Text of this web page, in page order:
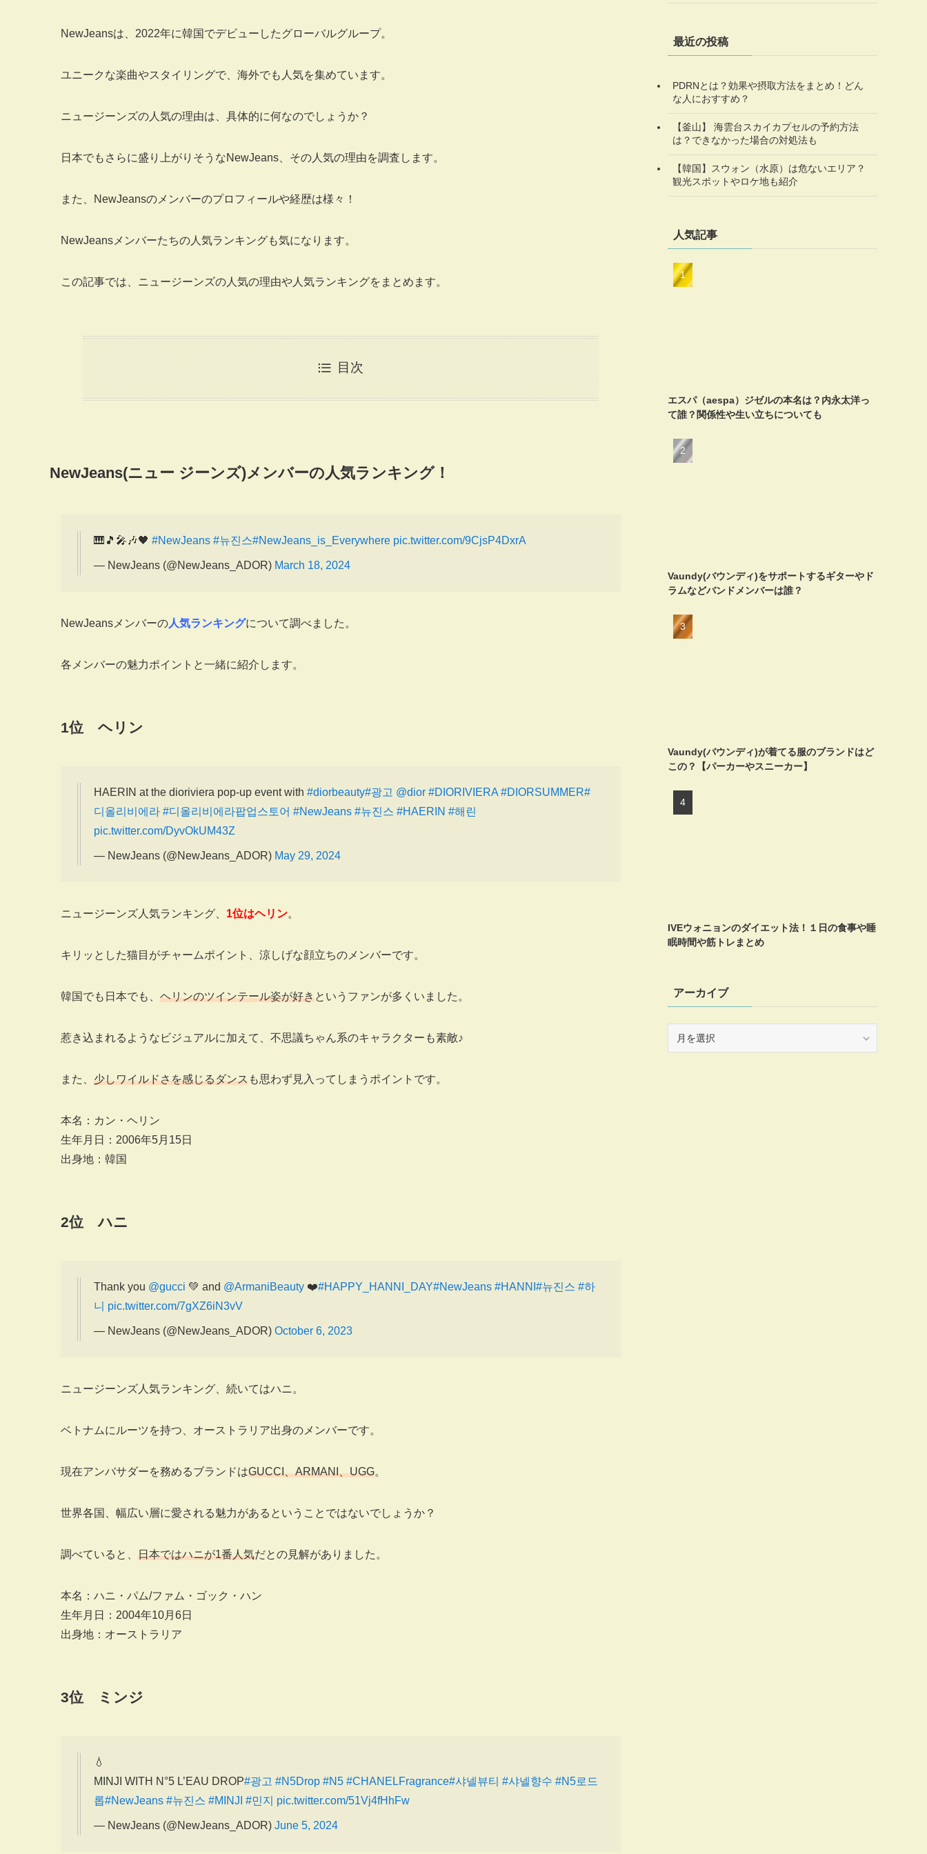
NewJeansは、2022年に韓国でデビューしたグローバルグループ。
ユニークな楽曲やスタイリングで、海外でも人気を集めています。
ニュージーンズの人気の理由は、具体的に何なのでしょうか？
日本でもさらに盛り上がりそうなNewJeans、その人気の理由を調査します。
また、NewJeansのメンバーのプロフィールや経歴は様々！
NewJeansメンバーたちの人気ランキングも気になります。
この記事では、ニュージーンズの人気の理由や人気ランキングをまとめます。
目次
NewJeans(ニュー ジーンズ)メンバーの人気ランキング！
🎹🎵🎤🎶🖤 #NewJeans #뉴진스#NewJeans_is_Everywhere pic.twitter.com/9CjsP4DxrA
— NewJeans (@NewJeans_ADOR) March 18, 2024
NewJeansメンバーの人気ランキングについて調べました。
各メンバーの魅力ポイントと一緒に紹介します。
1位 ヘリン
HAERIN at the dioriviera pop-up event with #diorbeauty#광고 @dior #DIORIVIERA #DIORSUMMER#
디올리비에라 #디올리비에라팝업스토어 #NewJeans #뉴진스 #HAERIN #해린
pic.twitter.com/DyvOkUM43Z
— NewJeans (@NewJeans_ADOR) May 29, 2024
ニュージーンズ人気ランキング、 1位はヘリン。
キリッとした猫目がチャームポイント、涼しげな顔立ちのメンバーです。
韓国でも日本でも、 ヘリンのツインテール姿が好きというファンが多くいました。
惹き込まれるようなビジュアルに加えて、不思議ちゃん系のキャラクターも素敵♪
また、 少しワイルドさを感じるダンスも思わず見入ってしまうポイントです。
本名：カン・ヘリン
生年月日：2006年5月15日
出身地：韓国
2位 ハニ
Thank you @gucci 💚 and @ArmaniBeauty ❤️#HAPPY_HANNI_DAY#NewJeans #HANNI #뉴진스 #하
니 pic.twitter.com/7gXZ6iN3vV
— NewJeans (@NewJeans_ADOR) October 6, 2023
ニュージーンズ人気ランキング、続いてはハニ。
ベトナムにルーツを持つ、オーストラリア出身のメンバーです。
現在アンバサダーを務めるブランドはGUCCI、ARMANI、UGG。
世界各国、幅広い層に愛される魅力があるということではないでしょうか？
調べていると、 日本ではハニが1番人気だとの見解がありました。
本名：ハニ・パム/ファム・ゴック・ハン
生年月日：2004年10月6日
出身地：オーストラリア
3位 ミンジ
💧
MINJI WITH N°5 L’EAU DROP#광고 #N5Drop #N5 #CHANELFragrance#샤넬뷰티 #샤넬향수 #N5로드
롭#NewJeans #뉴진스 #MINJI #민지 pic.twitter.com/51Vj4fHhFw
— NewJeans (@NewJeans_ADOR) June 5, 2024
最近の投稿
PDRNとは？効果や摂取方法をまとめ！どん
な人におすすめ？
【釜山】 海雲台スカイカプセルの予約方法
は？できなかった場合の対処法も
【韓国】スウォン（水原）は危ないエリア？
観光スポットやロケ地も紹介
人気記事
エスパ（aespa）ジゼルの本名は？内永太洋っ
て誰？関係性や生い立ちについても
Vaundy(バウンディ)をサポートするギターやド
ラムなどバンドメンバーは誰？
Vaundy(バウンディ)が着てる服のブランドはど
この？【パーカーやスニーカー】
IVEウォニョンのダイエット法！１日の食事や睡
眠時間や筋トレまとめ
アーカイブ